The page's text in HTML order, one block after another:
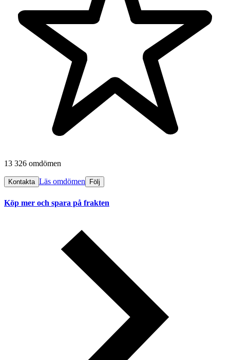
13 326 omdömen
Kontakta Läs omdömen Följ
Köp mer och spara på frakten